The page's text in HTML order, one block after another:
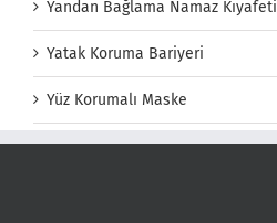
Yandan Bağlama Namaz Kıyafeti
Yatak Koruma Bariyeri
Yüz Korumalı Maske